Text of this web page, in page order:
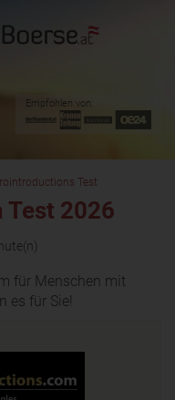
Empfohlen von:
Test
2026
für Menschen mit
es für Sie!